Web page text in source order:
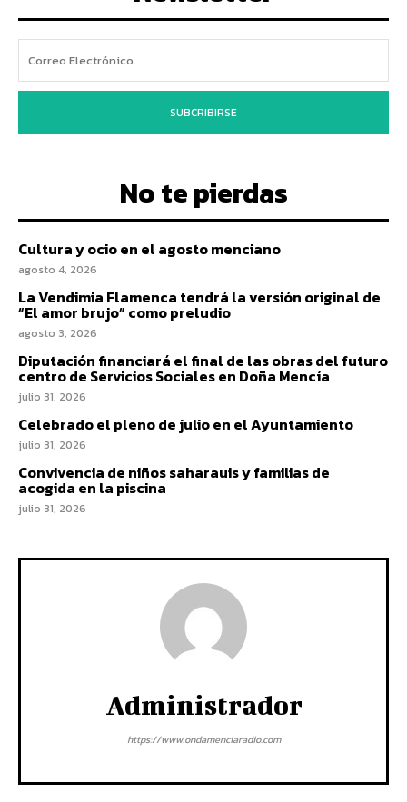
SUBCRIBIRSE
No te pierdas
Cultura y ocio en el agosto menciano
agosto 4, 2026
La Vendimia Flamenca tendrá la versión original de
“El amor brujo” como preludio
agosto 3, 2026
Diputación financiará el final de las obras del futuro
centro de Servicios Sociales en Doña Mencía
julio 31, 2026
Celebrado el pleno de julio en el Ayuntamiento
julio 31, 2026
Convivencia de niños saharauis y familias de
acogida en la piscina
julio 31, 2026
Administrador
https://www.ondamenciaradio.com